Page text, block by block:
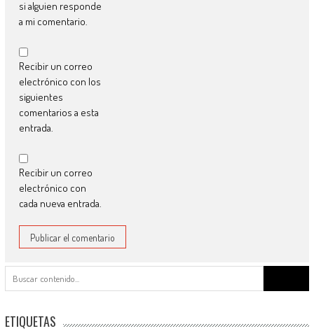
si alguien responde
a mi comentario.
Recibir un correo
electrónico con los
siguientes
comentarios a esta
entrada.
Recibir un correo
electrónico con
cada nueva entrada.
ETIQUETAS